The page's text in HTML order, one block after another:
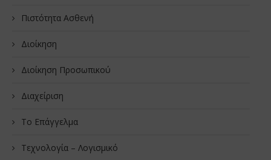
Πιστότητα Ασθενή
Διοίκηση
Διοίκηση Προσωπικού
Διαχείριση
Το Επάγγελμα
Τεχνολογία – Λογισμικό